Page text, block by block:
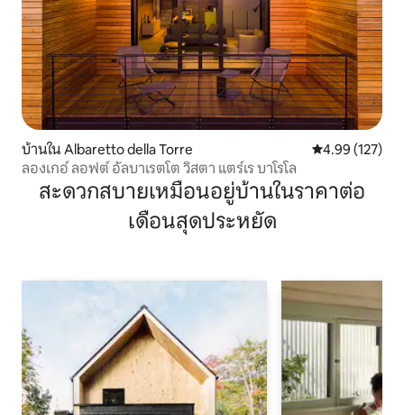
บ้านใน Albaretto della Torre คะแนนเฉลี่ย
4.99 (127)
ลองเกอ์ ลอฟต์ อัลบาเรตโต วิสตา แตร์เร บาโรโล
สะดวกสบายเหมือนอยู่บ้านในราคาต่อ
เดือนสุดประหยัด